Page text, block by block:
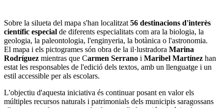
Sobre la silueta del mapa s'han localitzat 56 destinacions d'interès
científic especial de diferents especialitats com ara la biologia, la
geologia, la paleontologia, l'enginyeria, la botànica o l'astronomia.
El mapa i els pictogrames són obra de la il·lustradora Marina
Rodríguez mientras que Carmen Serrano i Maribel Martínez han
estat les responsables de l'edició dels textos, amb un llenguatge i un
estil accessible per als escolars.
L'objectiu d'aquesta iniciativa és continuar posant en valor els
múltiples recursos naturals i patrimonials dels municipis saragossans